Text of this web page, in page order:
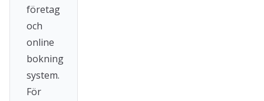
företag
och
online
bokning
system.
För